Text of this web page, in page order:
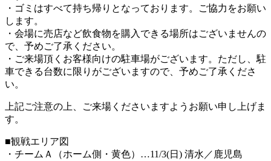
・ゴミはすべて持ち帰りとなっております。ご協力をお願い
します。
・会場に売店など飲食物を購入できる場所はございませんの
で、予めご了承ください。
・ご来場頂くお客様向けの駐車場がございます。ただし、駐
車できる台数に限りがございますので、予めご了承くださ
い。
上記ご注意の上、ご来場くださいますようお願い申し上げま
す。
■観戦エリア図
・チームＡ（ホーム側・黄色）…11/3(日) 清水／鹿児島